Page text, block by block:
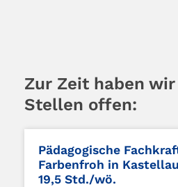
Zur Zeit haben
Stellen offen:
Pädagogische
Farbenfroh in
19,5 Std./wö.